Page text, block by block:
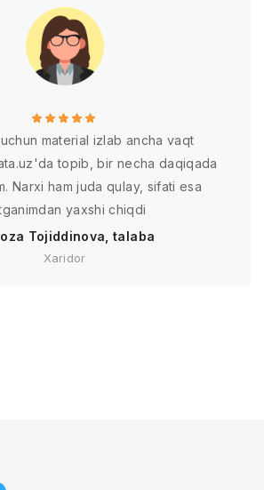
material izlab ancha vaqt
topib, bir necha daqiqada
Narxi ham juda qulay, sifati esa
yaxshi chiqdi
Tojiddinova, talaba
Xaridor